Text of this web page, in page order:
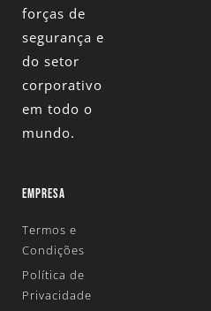
forças de
segurança e
do setor
corporativo
em todo o
mundo.
EMPRESA
Termos e
Condições
Política de
Privacidade